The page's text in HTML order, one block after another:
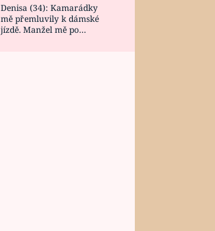
Denisa (34): Kamarádky
mě přemluvily k dámské
jízdě. Manžel mě po